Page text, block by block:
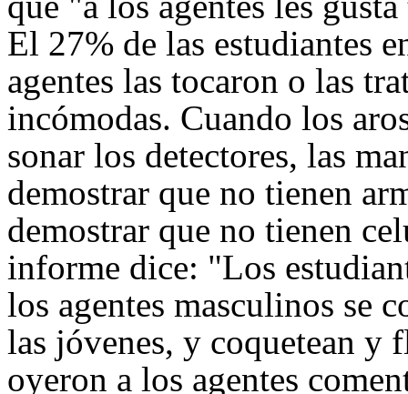
El 27% de las estudiantes
agentes las tocaron o las
incómodas. Cuando los
sonar los detectores, las
demostrar que no tienen
demostrar que no tienen
informe dice: "Los
los agentes masculinos se
las jóvenes, y coquetean y
oyeron a los agentes